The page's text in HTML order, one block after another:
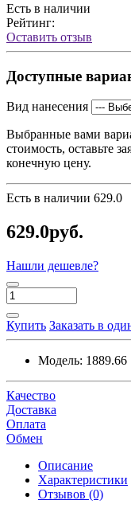
Есть в наличии
Рейтинг:
Оставить отзыв
Доступные
Вид нанесения
Выбранные вами
стоимость, оставьте
конечную цену.
Есть в наличии 629.0
629.0руб.
Нашли дешевле?
Купить Заказать в
Модель: 1889.66
Качество
Доставка
Оплата
Обмен
Описание
Характеристики
Отзывов (0)